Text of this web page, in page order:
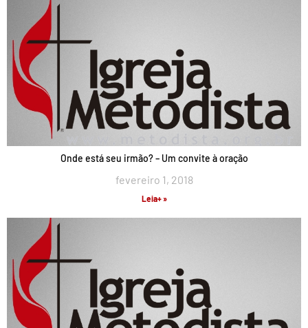
Onde está seu irmão? – Um convite à oração
fevereiro 1, 2018
Leia+ »